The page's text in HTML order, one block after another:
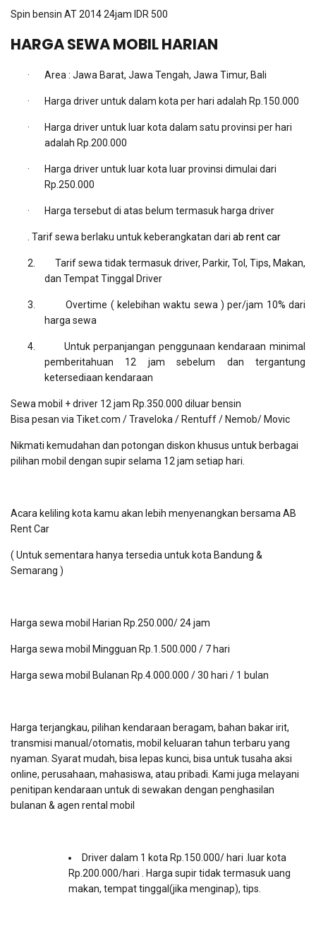
Spin bensin AT 2014 24jam IDR 500
HARGA SEWA MOBIL HARIAN
· Area : Jawa Barat, Jawa Tengah, Jawa Timur, Bali
· Harga driver untuk dalam kota per hari adalah Rp.150.000
·
Harga driver untuk luar kota dalam satu provinsi per hari
adalah Rp.200.000
·
Harga driver untuk luar kota luar provinsi dimulai dari
Rp.250.000
· Harga tersebut di atas belum termasuk harga driver
. Tarif sewa berlaku untuk keberangkatan dari ab rent car
2.
Tarif sewa tidak termasuk driver, Parkir, Tol, Tips, Makan,
dan Tempat Tinggal Driver
3.
Overtime ( kelebihan waktu sewa ) per/jam 10% dari
harga sewa
4.
Untuk perpanjangan penggunaan kendaraan minimal
pemberitahuan 12 jam sebelum dan tergantung
ketersediaan kendaraan
Sewa mobil + driver 12 jam Rp.350.000 diluar bensin
Bisa pesan via Tiket.com / Traveloka / Rentuff / Nemob/ Movic
Nikmati kemudahan dan potongan diskon khusus untuk berbagai
pilihan mobil dengan supir selama 12 jam setiap hari.
Acara keliling kota kamu akan lebih menyenangkan bersama AB
Rent Car
( Untuk sementara hanya tersedia untuk kota Bandung &
Semarang )
Harga sewa mobil Harian Rp.250.000/ 24 jam
Harga sewa mobil Mingguan Rp.1.500.000 / 7 hari
Harga sewa mobil Bulanan Rp.4.000.000 / 30 hari / 1 bulan
Harga terjangkau, pilihan kendaraan beragam, bahan bakar irit,
transmisi manual/otomatis, mobil keluaran tahun terbaru yang
nyaman. Syarat mudah, bisa lepas kunci, bisa untuk tusaha aksi
online, perusahaan, mahasiswa, atau pribadi. Kami juga melayani
penitipan kendaraan untuk di sewakan dengan penghasilan
bulanan & agen rental mobil
Driver dalam 1 kota Rp.150.000/ hari .luar kota
Rp.200.000/hari . Harga supir tidak termasuk uang
makan, tempat tinggal(jika menginap), tips.